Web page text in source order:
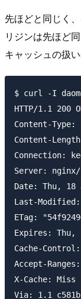
先ほどと同じく、
リジンは先ほど
キャッシュの扱
$ curl -I
HTTP/1.1 200
Content-
Content-
Connection:
Server:
Date: Thu, 18
Last-
ETag:
Expires: Thu,
Cache-Control:
Accept-
X-Cache:
Via: 1.1